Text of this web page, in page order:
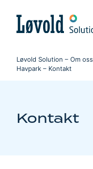
Løvold Solution – Om oss
Havpark– Kontakt
Kontakt